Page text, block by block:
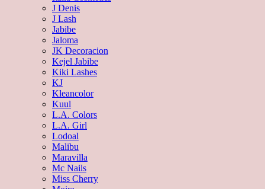
J Denis
J Lash
Jabibe
Jaloma
JK Decoracion
Kejel Jabibe
Kiki Lashes
KJ
Kleancolor
Kuul
L.A. Colors
L.A. Girl
Lodoal
Malibu
Maravilla
Mc Nails
Miss Cherry